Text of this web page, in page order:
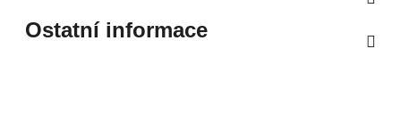
Ostatní informace